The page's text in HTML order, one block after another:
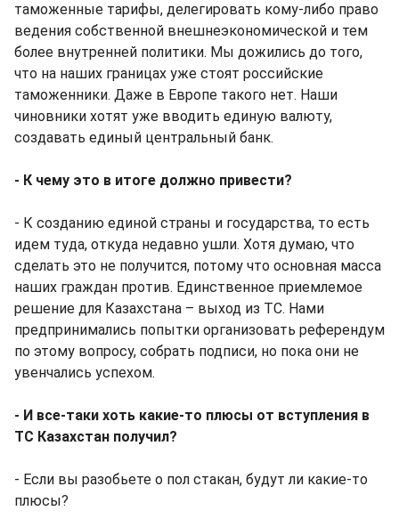
таможенные тарифы, делегировать кому-либо право
ведения собственной внешнеэкономической и тем
более внутренней политики. Мы дожились до того,
что на наших границах уже стоят российские
таможенники. Даже в Европе такого нет. Наши
чиновники хотят уже вводить единую валюту,
создавать единый центральный банк.
- К чему это в итоге должно привести?
- К созданию единой страны и государства, то есть
идем туда, откуда недавно ушли. Хотя думаю, что
сделать это не получится, потому что основная масса
наших граждан против. Единственное приемлемое
решение для Казахстана – выход из ТС. Нами
предпринимались попытки организовать референдум
по этому вопросу, собрать подписи, но пока они не
увенчались успехом.
- И все-таки хоть какие-то плюсы от вступления в
ТС Казахстан получил?
- Если вы разобьете о пол стакан, будут ли какие-то
плюсы?